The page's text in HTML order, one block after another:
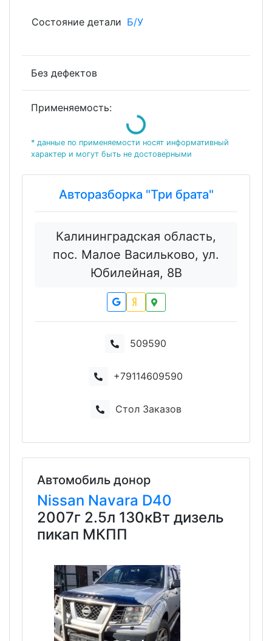
Состояние детали Б/У
Без дефектов
Применяемость:Loading...
* данные по применяемости носят информативный
характер и могут быть не достоверными
Авторазборка "Три брата"
Калининградская область,
пос. Малое Васильково, ул.
Юбилейная, 8В
509590
+79114609590
Стол Заказов
Автомобиль донор
Nissan Navara D40
2007г 2.5л 130кВт дизель
пикап МКПП